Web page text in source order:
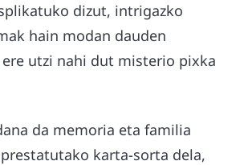
dizut, intrigazko
hain modan dauden
utzi nahi dut misterio pixka
da memoria eta familia
karta-sorta dela,